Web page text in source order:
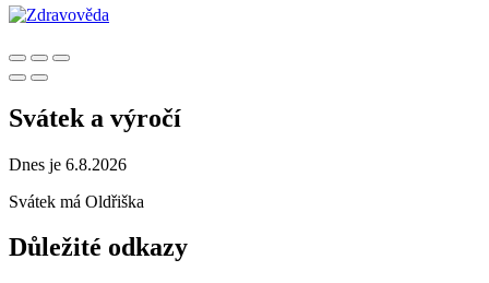
Svátek a výročí
Dnes je 6.8.2026
Svátek má Oldřiška
Důležité odkazy